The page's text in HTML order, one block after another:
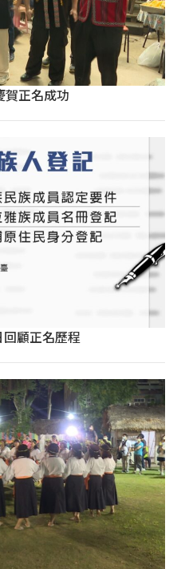
賀正名成功
顧正名歷程